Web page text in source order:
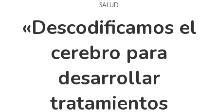
SALUD
«Descodificamos el
cerebro para
desarrollar
tratamientos